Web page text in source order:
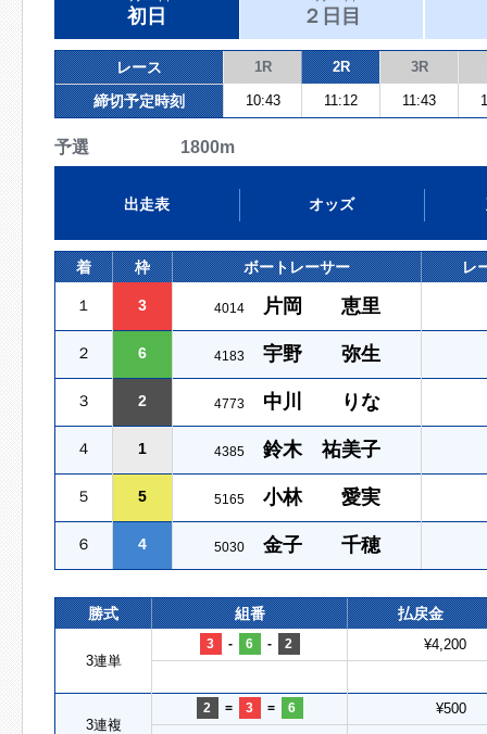
初日 ２日目
レース 1R 2R 3R
締切予定時刻 10:43 11:12 11:43
予選 1800m
出走表 オッズ
着 枠 ボートレーサー レ
１ 3 4014 片岡 恵里
２ 6 4183 宇野 弥生
３ 2 4773 中川 りな
４ 1 4385 鈴木 祐美子
５ 5 5165 小林 愛実
６ 4 5030 金子 千穂
勝式 組番 払戻金
3連単
3 - 6 - 2 ¥4,200
3連複
2 = 3 = 6 ¥500